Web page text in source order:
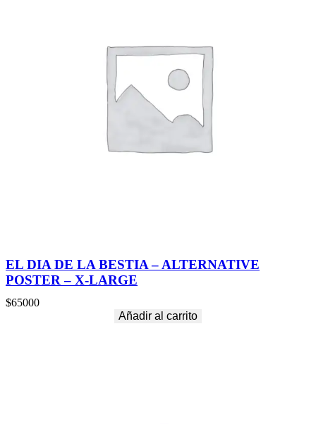
EL DIA DE LA BESTIA – ALTERNATIVE
POSTER – X-LARGE
$65000
Añadir al carrito